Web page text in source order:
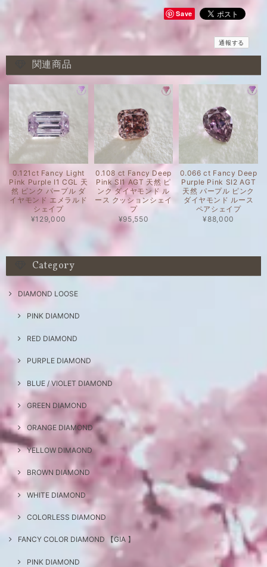
Save
通報する
関連商品
0.121ct Fancy Light
Pink Purple I1 CGL 天
然 ピンク パープル ダ
イヤモンド エメラルド
シェイプ
¥129,000
0.108 ct Fancy Deep
Pink SI1 AGT 天然 ピ
ンク ダイヤモンド ル
ース クッションシェイ
プ
¥95,550
0.066 ct Fancy Deep
Purple Pink SI2 AGT
天然 パープル ピンク
ダイヤモンド ルース
ペアシェイプ
¥88,000
Category
DIAMOND LOOSE
PINK DIAMOND
RED DIAMOND
PURPLE DIAMOND
BLUE / VIOLET DIAMOND
GREEN DIAMOND
ORANGE DIAMOND
YELLOW DIMAOND
BROWN DIAMOND
WHITE DIAMOND
COLORLESS DIAMOND
FANCY COLOR DIAMOND 【GIA 】
PINK DIAMOND